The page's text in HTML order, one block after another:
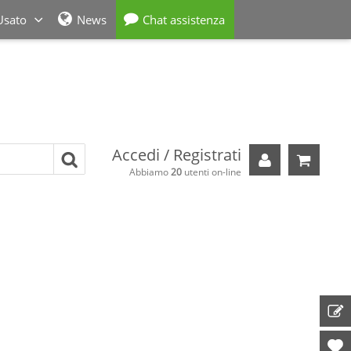
News Chat assistenza
Accedi / Registrati
Abbiamo20utenti on-line
Il tuo